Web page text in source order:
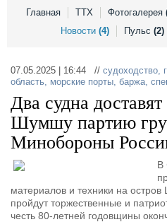
Конференции
Выставки и семинары
Словарь
Главная ТТХ Фотогалерея
Новости (4) Пульс (2)
07.05.2025 | 16:44 // судоходство,
область, морские порты, баржа,
Два судна
Шумшу партию
Минобороны
В
материалов и техники на
пройдут торжественные и
честь 80-летней годовщины